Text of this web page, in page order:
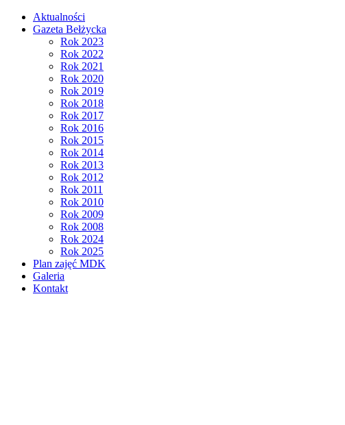
Aktualności
Gazeta Bełżycka
Rok 2023
Rok 2022
Rok 2021
Rok 2020
Rok 2019
Rok 2018
Rok 2017
Rok 2016
Rok 2015
Rok 2014
Rok 2013
Rok 2012
Rok 2011
Rok 2010
Rok 2009
Rok 2008
Rok 2024
Rok 2025
Plan zajęć MDK
Galeria
Kontakt